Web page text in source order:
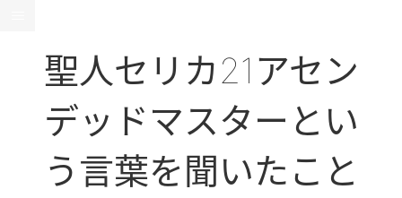
聖人セリカ21アセン
デッドマスターとい
う言葉を聞いたこと